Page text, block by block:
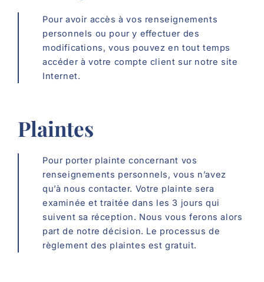
Pour avoir accès à vos renseignements
personnels ou pour y effectuer des
modifications, vous pouvez en tout temps
accéder à votre compte client sur notre site
Internet.
Plaintes
Pour porter plainte concernant vos
renseignements personnels, vous n’avez
qu’à nous contacter. Votre plainte sera
examinée et traitée dans les 3 jours qui
suivent sa réception. Nous vous ferons alors
part de notre décision. Le processus de
règlement des plaintes est gratuit.